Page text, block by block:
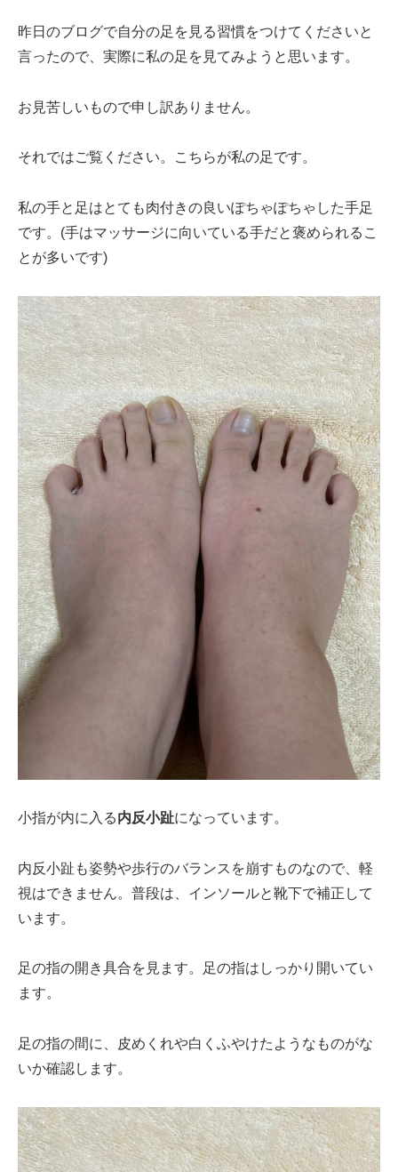
昨日のブログで自分の足を見る習慣をつけてくださいと
言ったので、実際に私の足を見てみようと思います。
お見苦しいもので申し訳ありません。
それではご覧ください。こちらが私の足です。
私の手と足はとても肉付きの良いぽちゃぽちゃした手足
です。(手はマッサージに向いている手だと褒められるこ
とが多いです)
小指が内に入る内反小趾になっています。
内反小趾も姿勢や歩行のバランスを崩すものなので、軽
視はできません。普段は、インソールと靴下で補正して
います。
足の指の開き具合を見ます。足の指はしっかり開いてい
ます。
足の指の間に、皮めくれや白くふやけたようなものがな
いか確認します。